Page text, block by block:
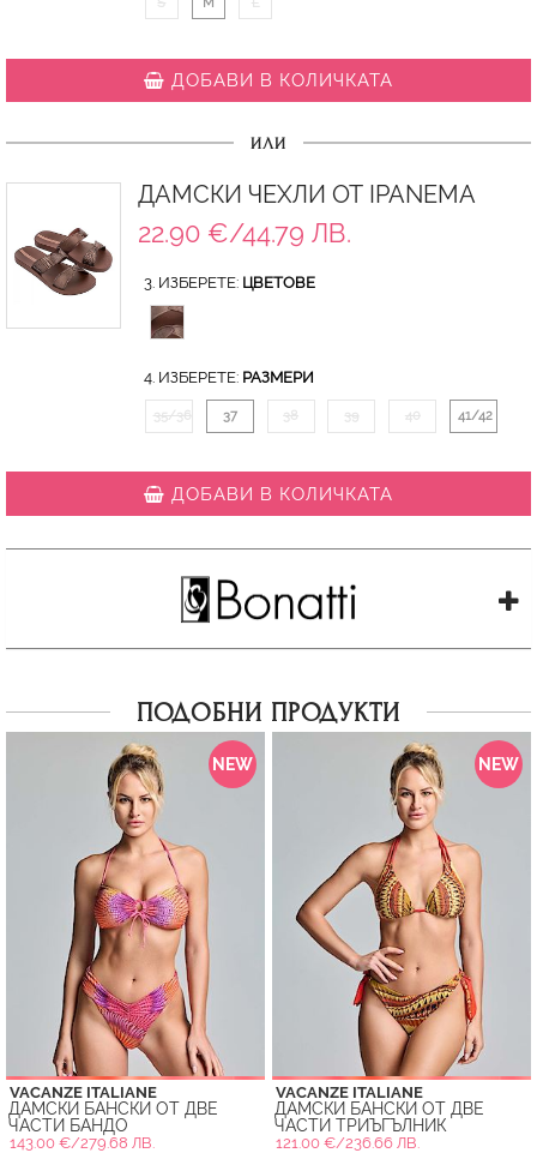
ДОБАВИ В КОЛИЧКАТА
ИЛИ
ДАМСКИ ЧЕХЛИ ОТ IPANEMA
22.90 €/44.79 ЛВ.
3. ИЗБЕРЕТЕ: ЦВЕТОВЕ
4. ИЗБЕРЕТЕ: РАЗМЕРИ
35/36 37 38 39 40 41/42
ДОБАВИ В КОЛИЧКАТА
ПОДОБНИ ПРОДУКТИ
NEW
VACANZE ITALIANE
ДАМСКИ БАНСКИ ОТ ДВЕ
ЧАСТИ БАНДО
143.00 €/279.68 ЛВ.
NEW
VACANZE ITALIANE
ДАМСКИ БАНСКИ ОТ ДВЕ
ЧАСТИ ТРИЪГЪЛНИК
121.00 €/236.66 ЛВ.